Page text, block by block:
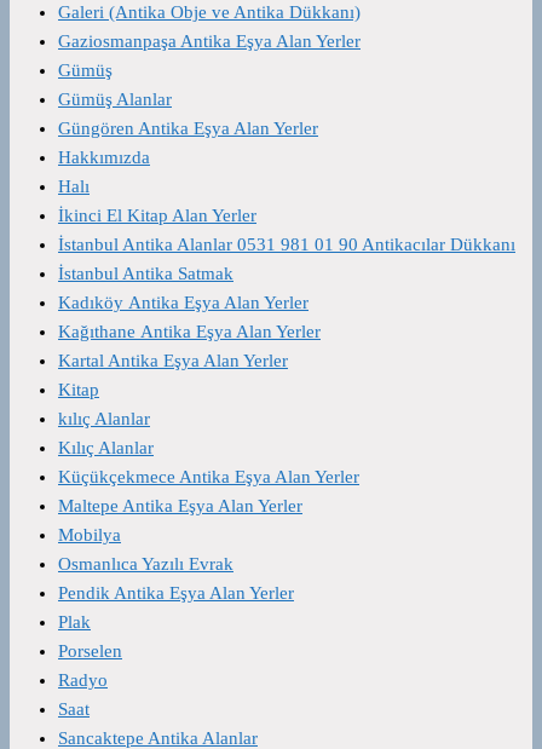
Galeri (Antika Obje ve Antika Dükkanı)
Gaziosmanpaşa Antika Eşya Alan Yerler
Gümüş
Gümüş Alanlar
Güngören Antika Eşya Alan Yerler
Hakkımızda
Halı
İkinci El Kitap Alan Yerler
İstanbul Antika Alanlar 0531 981 01 90 Antikacılar Dükkanı
İstanbul Antika Satmak
Kadıköy Antika Eşya Alan Yerler
Kağıthane Antika Eşya Alan Yerler
Kartal Antika Eşya Alan Yerler
Kitap
kılıç Alanlar
Kılıç Alanlar
Küçükçekmece Antika Eşya Alan Yerler
Maltepe Antika Eşya Alan Yerler
Mobilya
Osmanlıca Yazılı Evrak
Pendik Antika Eşya Alan Yerler
Plak
Porselen
Radyo
Saat
Sancaktepe Antika Alanlar